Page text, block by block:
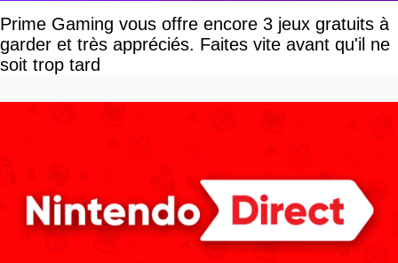
Prime Gaming vous offre encore 3 jeux gratuits à
garder et très appréciés. Faites vite avant qu'il ne
soit trop tard